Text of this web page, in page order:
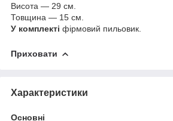
Висота — 29 см.
Товщина — 15 см.
У комплекті фірмовий пильовик.
Приховати
Характеристики
Основні